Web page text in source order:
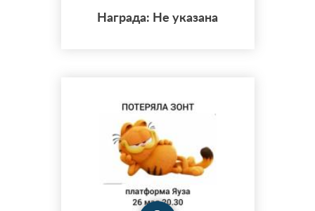
пропуск КГПИ КемГУ на
https://vk.com/id144097253
или отдать на вахту
института КГПИ КемГУ
расположенного по
адресу Металлургов, 19
Награда: Не указана